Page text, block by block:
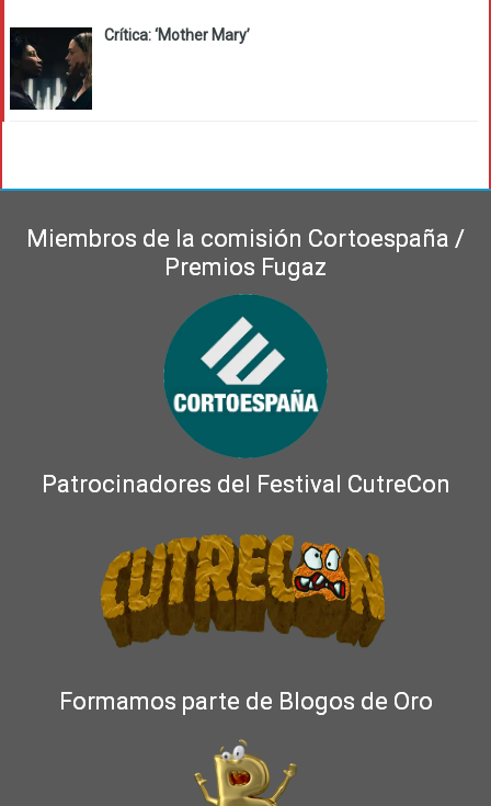
Crítica: ‘Mother Mary’
Miembros de la comisión Cortoespaña /
Premios Fugaz
Patrocinadores del Festival CutreCon
Formamos parte de Blogos de Oro